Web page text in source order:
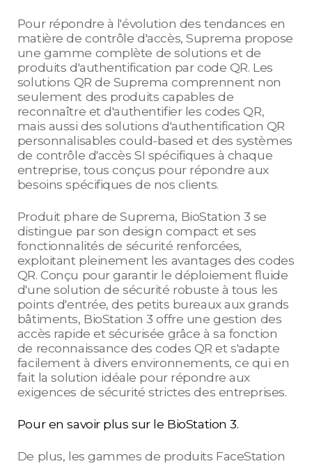
Pour répondre à l'évolution des tendances en
matière de contrôle d'accès, Suprema propose
une gamme complète de solutions et de
produits d'authentification par code QR. Les
solutions QR de Suprema comprennent non
seulement des produits capables de
reconnaître et d'authentifier les codes QR,
mais aussi des solutions d'authentification QR
personnalisables could-based et des systèmes
de contrôle d'accès SI spécifiques à chaque
entreprise, tous conçus pour répondre aux
besoins spécifiques de nos clients.
Produit phare de Suprema, BioStation 3 se
distingue par son design compact et ses
fonctionnalités de sécurité renforcées,
exploitant pleinement les avantages des codes
QR. Conçu pour garantir le déploiement fluide
d'une solution de sécurité robuste à tous les
points d'entrée, des petits bureaux aux grands
bâtiments, BioStation 3 offre une gestion des
accès rapide et sécurisée grâce à sa fonction
de reconnaissance des codes QR et s'adapte
facilement à divers environnements, ce qui en
fait la solution idéale pour répondre aux
exigences de sécurité strictes des entreprises.
Pour en savoir plus sur le BioStation 3.
De plus, les gammes de produits FaceStation